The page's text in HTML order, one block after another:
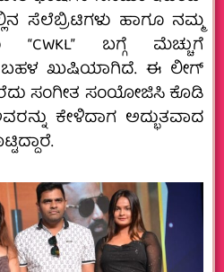
ಸೆಲೆಬ್ರಿಟಿಗಳು ಹಾಗೂ ನಮ್ಮ
“CWKL” ಬಗ್ಗೆ ಮೆಚ್ಚುಗೆ
ಬಹಳ ಖುಷಿಯಾಗಿದೆ. ಈ ಲೀಗ್
ಸಂಗೀತ ಸಂಯೋಜಿಸಿ ಕೊಡಿ
ಕೇಳಿದಾಗ ಅದ್ಭುತವಾದ